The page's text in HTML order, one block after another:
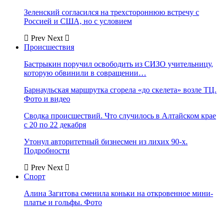
Зеленский согласился на трехстороннюю встречу с
Россией и США, но с условием
Prev Next
Происшествия
Бастрыкин поручил освободить из СИЗО учительницу,
которую обвинили в совращении…
Барнаульская маршрутка сгорела «до скелета» возле ТЦ.
Фото и видео
Сводка происшествий. Что случилось в Алтайском крае
с 20 по 22 декабря
Утонул авторитетный бизнесмен из лихих 90-х.
Подробности
Prev Next
Спорт
Алина Загитова сменила коньки на откровенное мини-
платье и гольфы. Фото